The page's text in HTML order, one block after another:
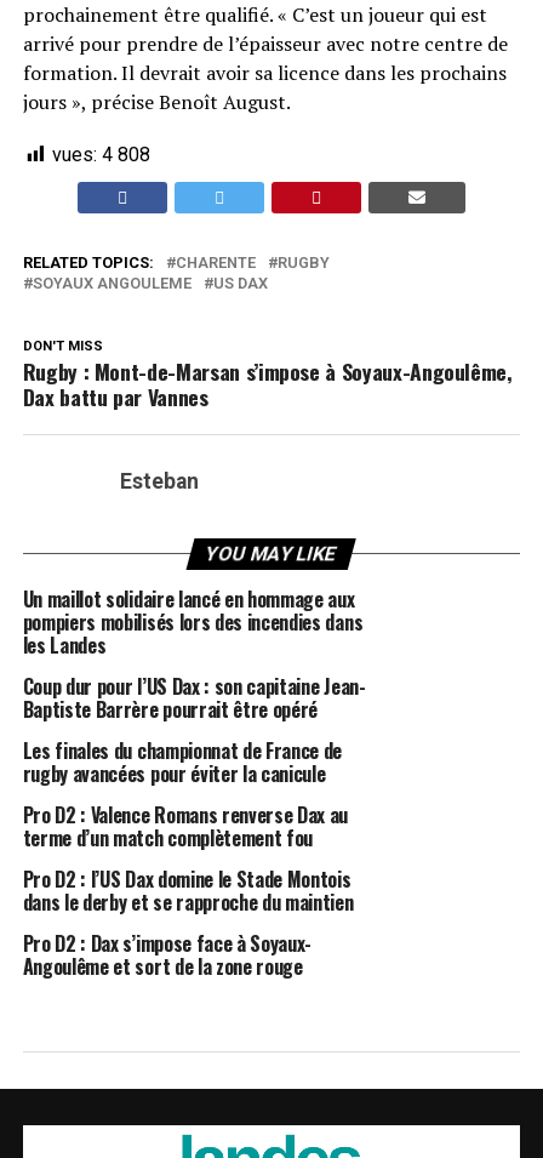
prochainement être qualifié. « C’est un joueur qui est
arrivé pour prendre de l’épaisseur avec notre centre de
formation. Il devrait avoir sa licence dans les prochains
jours », précise Benoît August.
vues: 4 808
RELATED TOPICS: CHARENTE
RUGBY
SOYAUX ANGOULEME
US DAX
DON'T MISS
Rugby : Mont-de-Marsan s’impose à Soyaux-Angoulême,
Dax battu par Vannes
Esteban
YOU MAY LIKE
Un maillot solidaire lancé en hommage aux
pompiers mobilisés lors des incendies dans
les Landes
Coup dur pour l’US Dax : son capitaine Jean-
Baptiste Barrère pourrait être opéré
Les finales du championnat de France de
rugby avancées pour éviter la canicule
Pro D2 : Valence Romans renverse Dax au
terme d’un match complètement fou
Pro D2 : l’US Dax domine le Stade Montois
dans le derby et se rapproche du maintien
Pro D2 : Dax s’impose face à Soyaux-
Angoulême et sort de la zone rouge